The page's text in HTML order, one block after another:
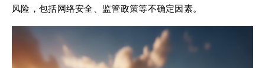
风险，包括网络安全、监管政策等不确定因素。